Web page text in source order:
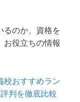
るのか、資格を
お役立ちの情報
校おすすめラン
判を徹底比較